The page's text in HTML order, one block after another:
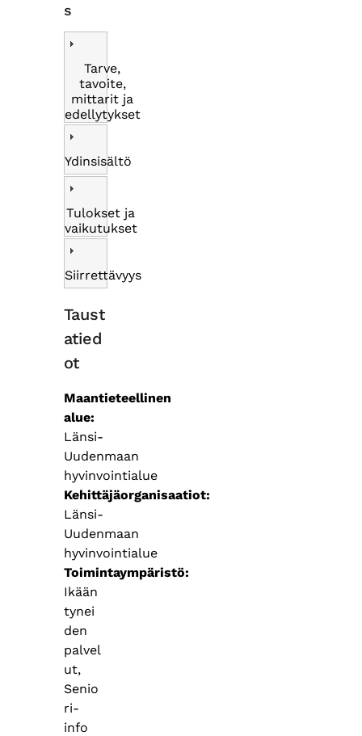
s
Tarve,
tavoite,
mittarit ja
edellytykset
Ydinsisältö
Tulokset ja
vaikutukset
Siirrettävyys
Taust
atied
ot
Maantieteellinen
alue
Länsi-
Uudenmaan
hyvinvointialue
Kehittäjäorganisaatiot
Länsi-
Uudenmaan
hyvinvointialue
Toimintaympäristö
Ikään
tynei
den
palvel
ut,
Senio
ri-
info